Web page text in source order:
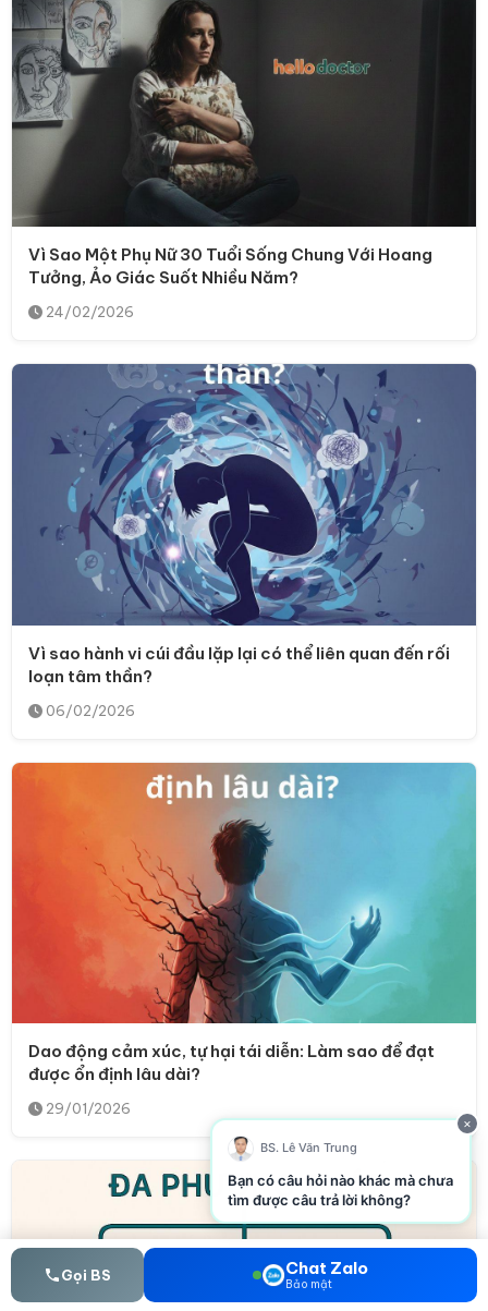
Vì Sao Một Phụ Nữ 30 Tuổi Sống Chung Với Hoang
Tưởng, Ảo Giác Suốt Nhiều Năm?
24/02/2026
Vì sao hành vi cúi đầu lặp lại có thể liên quan đến rối
loạn tâm thần?
06/02/2026
Dao động cảm xúc, tự hại tái diễn: Làm sao để đạt
được ổn định lâu dài?
29/01/2026
×
BS. Lê Văn Trung
Bạn có câu hỏi nào khác mà chưa
tìm được câu trả lời không?
Gọi BS Chat Zalo
Bảo mật